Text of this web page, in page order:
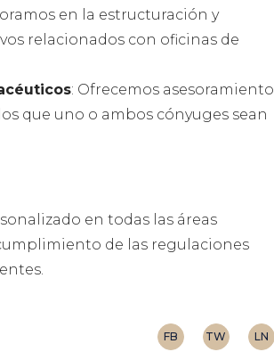
en la estructuración y
relacionados con oficinas de
: Ofrecemos asesoramiento
que uno o ambos cónyuges sean
en todas las áreas
de las regulaciones
FB TW LN